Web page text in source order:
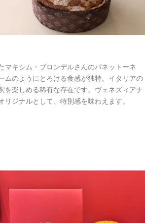
マキシム・ブロンデルさんのパネットーネ
ムのようにとろける食感が独特。イタリアの
楽しめる稀有な存在です。ヴェネズィアナ
ジナルとして、特別感を味わえます。